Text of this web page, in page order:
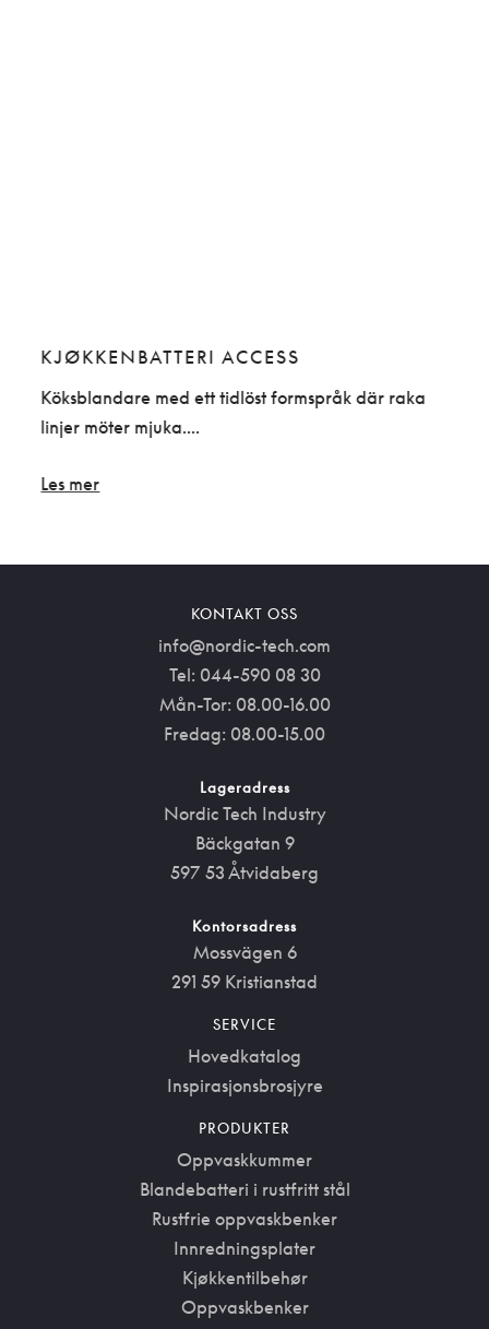
KJØKKENBATTERI ACCESS
Köksblandare med ett tidlöst formspråk där raka
linjer möter mjuka....
Les mer
KONTAKT OSS
info@nordic-tech.com
Tel: 044-590 08 30
Mån-Tor: 08.00-16.00
Fredag: 08.00-15.00
Lageradress
Nordic Tech Industry
Bäckgatan 9
597 53 Åtvidaberg
Kontorsadress
Mossvägen 6
291 59 Kristianstad
SERVICE
Hovedkatalog
Inspirasjonsbrosjyre
PRODUKTER
Oppvaskkummer
Blandebatteri i rustfritt stål
Rustfrie oppvaskbenker
Innredningsplater
Kjøkkentilbehør
Oppvaskbenker